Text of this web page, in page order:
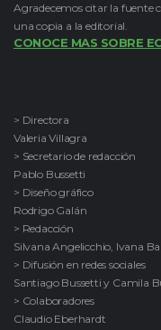
Agradecemos citar la fuente
una copia a la editorial.
CONOCE MAS SOBRE
> Directora
Valeria Villagra
> Secretario de redacción
Pablo Bussetti
> Diseño gráfico
Rodrigo Galán
> Redacción
Silvana Angelicchio, Ivana
> Difusión en redes sociales
Santiago Bussetti y Camila
> Colaboradores
Claudio Eberhardt